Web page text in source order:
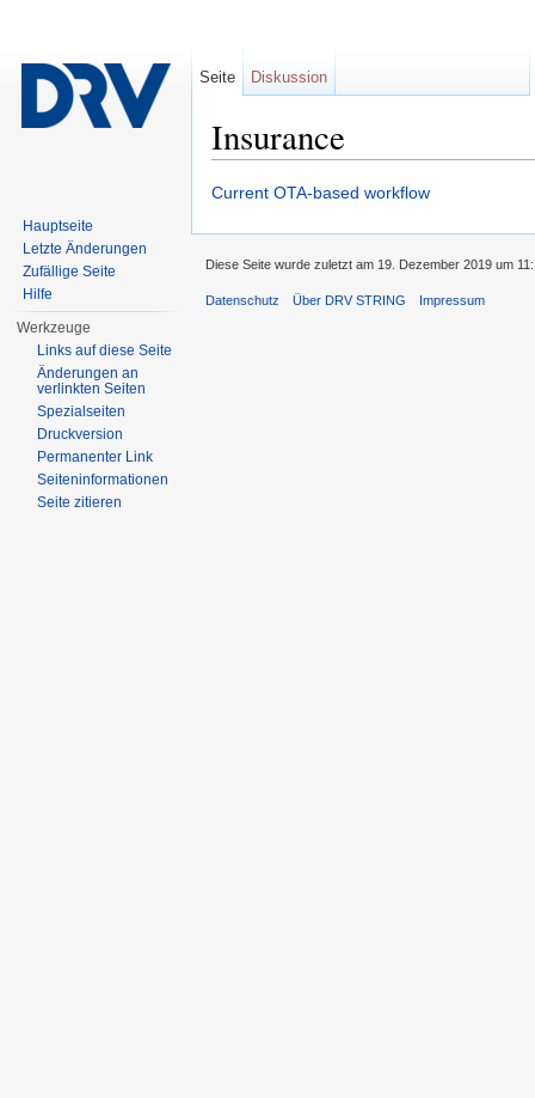
Insurance
Current OTA-based workflow
Seite Diskussion
Hauptseite
Letzte Änderungen
Zufällige Seite
Hilfe
Werkzeuge
Links auf diese Seite
Änderungen an
verlinkten Seiten
Spezialseiten
Druckversion
Permanenter Link
Seiten­informationen
Seite zitieren
Diese Seite wurde zuletzt am 19. Dezember 2019 um
Datenschutz Über DRV STRING Impressum